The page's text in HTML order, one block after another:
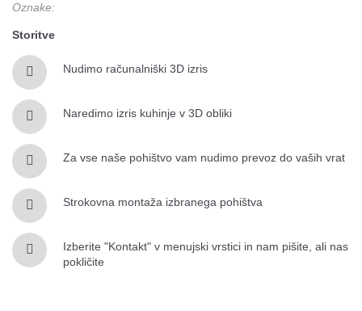
Oznake:
Storitve
Nudimo računalniški 3D izris
Naredimo izris kuhinje v 3D obliki
Za vse naše pohištvo vam nudimo prevoz do vaših vrat
Strokovna montaža izbranega pohištva
Izberite "Kontakt" v menujski vrstici in nam pišite, ali nas
pokličite